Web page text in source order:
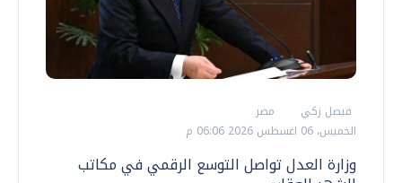
فيصل زكي
مصر
الخميس، 06 اغسطس 2026 06:06 م
وزارة العدل تواصل التوسع الرقمي في مكاتب